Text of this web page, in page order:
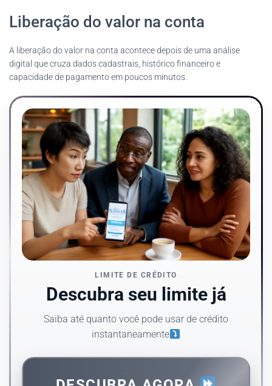
Liberação do valor na conta
A liberação do valor na conta acontece depois de uma análise
digital que cruza dados cadastrais, histórico financeiro e
capacidade de pagamento em poucos minutos.
LIMITE DE CRÉDITO
Descubra seu limite já
Saiba até quanto você pode usar de crédito
instantaneamente